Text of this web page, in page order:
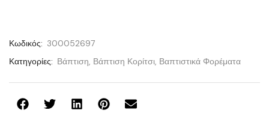
Κωδικός: 300052697
Κατηγορίες: Βάπτιση, Βάπτιση Κορίτσι, Βαπτιστικά Φορέματα